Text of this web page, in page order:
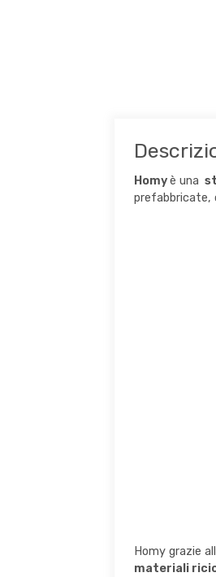
Homyè una
prefabbricate,
Homy grazie
materiali